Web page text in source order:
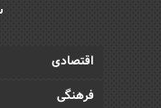
اقتصادی
فرهنگی